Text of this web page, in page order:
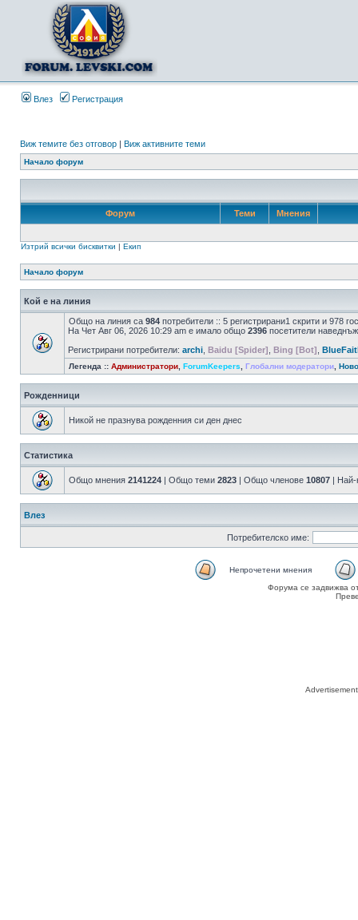
Влез Регистрация
Виж темите без отговор | Виж активните теми
Начало форум
Форум Теми Мнения
Изтрий всички бисквитки | Екип
Начало форум
Кой е на линия
Общо на линия са 984 потребители :: 5 регистрирани1 скрити и 978
На Чет Авг 06, 2026 10:29 am е имало общо 2396 посетители
Регистрирани потребители: archi Baidu [Spider] Bing [Bot]
Легенда :: Администратори ForumKeepers Глобални модератори
Рожденници
Никой не празнува рожденния си ден днес
Статистика
Общо мнения 2141224 | Общо теми 2823 | Общо членове 10807 |
Влез
Потребителско име:
Непрочетени мнения
Форума се задвижва